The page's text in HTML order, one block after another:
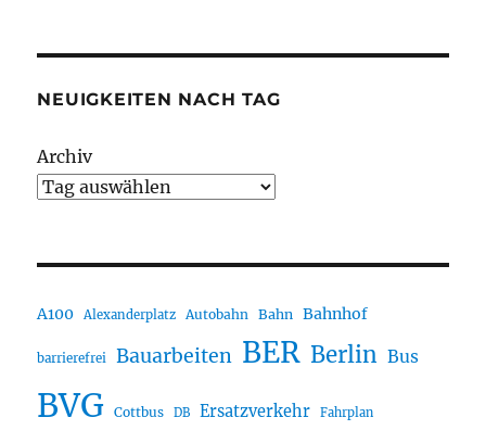
NEUIGKEITEN NACH TAG
Archiv
A100 Alexanderplatz Autobahn Bahn Bahnhof
barrierefrei Bauarbeiten BER Berlin Bus
BVG Cottbus DB Ersatzverkehr Fahrplan